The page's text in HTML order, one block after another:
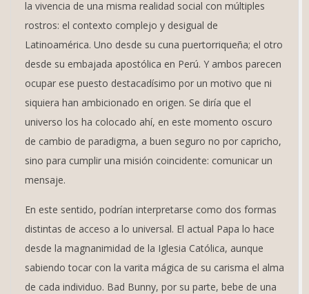
la vivencia de una misma realidad social con múltiples
rostros: el contexto complejo y desigual de
Latinoamérica. Uno desde su cuna puertorriqueña; el otro
desde su embajada apostólica en Perú. Y ambos parecen
ocupar ese puesto destacadísimo por un motivo que ni
siquiera han ambicionado en origen. Se diría que el
universo los ha colocado ahí, en este momento oscuro
de cambio de paradigma, a buen seguro no por capricho,
sino para cumplir una misión coincidente: comunicar un
mensaje.
En este sentido, podrían interpretarse como dos formas
distintas de acceso a lo universal. El actual Papa lo hace
desde la magnanimidad de la Iglesia Católica, aunque
sabiendo tocar con la varita mágica de su carisma el alma
de cada individuo. Bad Bunny, por su parte, bebe de una